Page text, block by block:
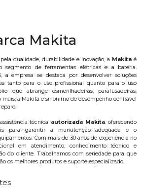
Makita
qualidade, durabilidade e inovação, a Makita é
segmento de ferramentas elétricas e a bateria.
a empresa se destaca por desenvolver soluções
tanto para o uso profissional quanto para o uso
que abrange esmerilhadeiras, parafusadeiras,
a Makita é sinônimo de desempenho confiável
técnica autorizada Makita, oferecendo
para garantir a manutenção adequada e o
Com mais de 30 anos de experiência no
em atendimento, conhecimento técnico e
do cliente. Trabalhamos com seriedade para que
os melhores produtos e suporte especializado.